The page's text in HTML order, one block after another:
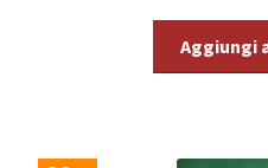
Aggiungi